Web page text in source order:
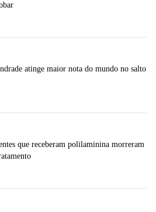
atinge maior nota do mundo no salto
que receberam polilaminina morreram